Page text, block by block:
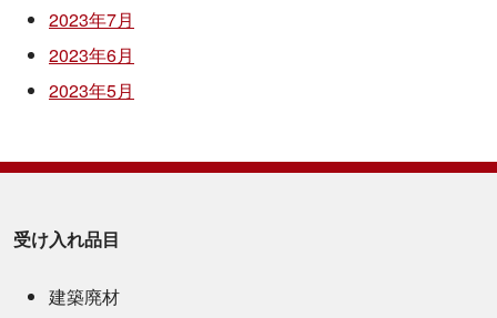
2023年7月
2023年6月
2023年5月
受け入れ品目
建築廃材